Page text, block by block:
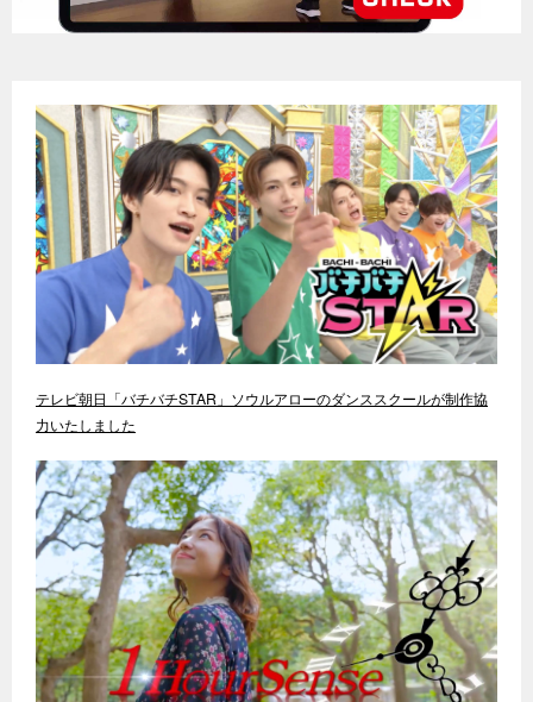
テレビ朝日「バチバチSTAR」ソウルアローのダンススクールが制作協
力いたしました